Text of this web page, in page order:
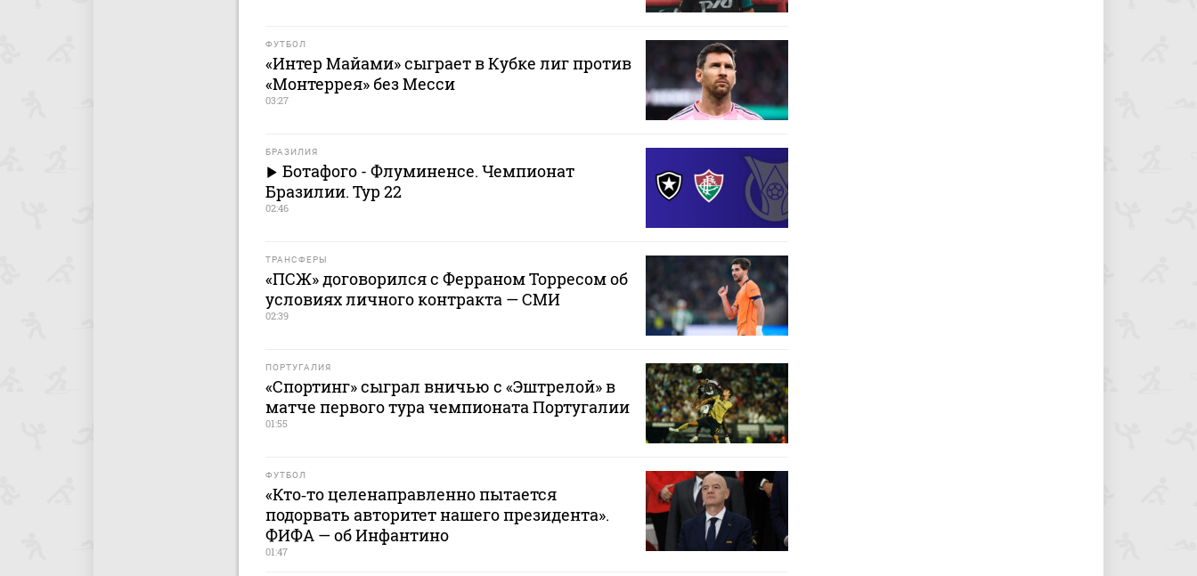
ФУТБОЛ
«Интер Майами» сыграет в Кубке лиг против
«Монтеррея» без Месси
03:27
БРАЗИЛИЯ
Ботафого - Флуминенсе. Чемпионат
Бразилии. Тур 22
02:46
ТРАНСФЕРЫ
«ПСЖ» договорился с Ферраном Торресом об
условиях личного контракта — СМИ
02:39
ПОРТУГАЛИЯ
«Спортинг» сыграл вничью с «Эштрелой» в
матче первого тура чемпионата Португалии
01:55
ФУТБОЛ
«Кто‑то целенаправленно пытается
подорвать авторитет нашего президента».
ФИФА — об Инфантино
01:47